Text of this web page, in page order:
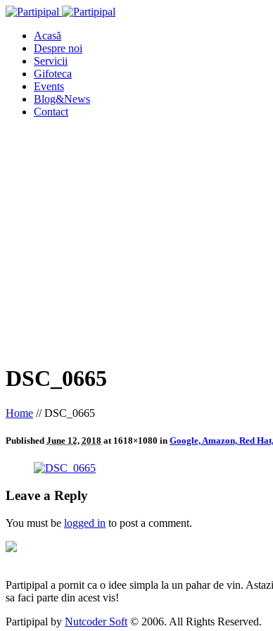
Acasă
Despre noi
Servicii
Gifoteca
Events
Blog&News
Contact
DSC_0665
Home //DSC_0665
Published June 12, 2018 at 1618×1080 in Google, Amazon, Red
Leave a Reply
You must be logged in to post a comment.
Partipipal a pornit ca o idee simpla la un pahar de vin.
sa faci parte din acest vis!
Partipipal by Nutcoder Soft © 2006. All Rights Reserved.